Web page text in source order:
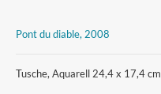
Pont du diable, 2008
Tusche, Aquarell 24,4 x 17,4 cm